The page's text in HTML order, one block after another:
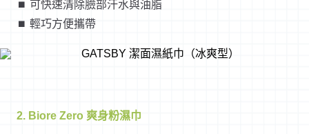
⏹︎ 可快速清除臉部汗水與油脂
⏹︎ 輕巧方便攜帶
2. Biore Zero 爽身粉濕巾